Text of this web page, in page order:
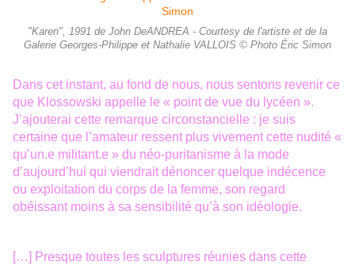
"Karen", 1991 de John DeANDREA - Courtesy de l'artiste et de la
Galerie Georges-Philippe et Nathalie VALLOIS © Photo Éric Simon
Dans cet instant, au fond de nous, nous sentons revenir ce
que Klossowski appelle le « point de vue du lycéen ».
Jʼajouterai cette remarque circonstancielle : je suis
certaine que l ʼamateur ressent plus vivement cette nudité «
quʼun.e militant.e » du néo-puritanisme à la mode
dʼaujourdʼhui qui viendrait dénoncer quelque indécence
ou exploitation du corps de la femme, son regard
obéissant moins à sa sensibilité quʼà son idéologie.
[…] Presque toutes les sculptures réunies dans cette